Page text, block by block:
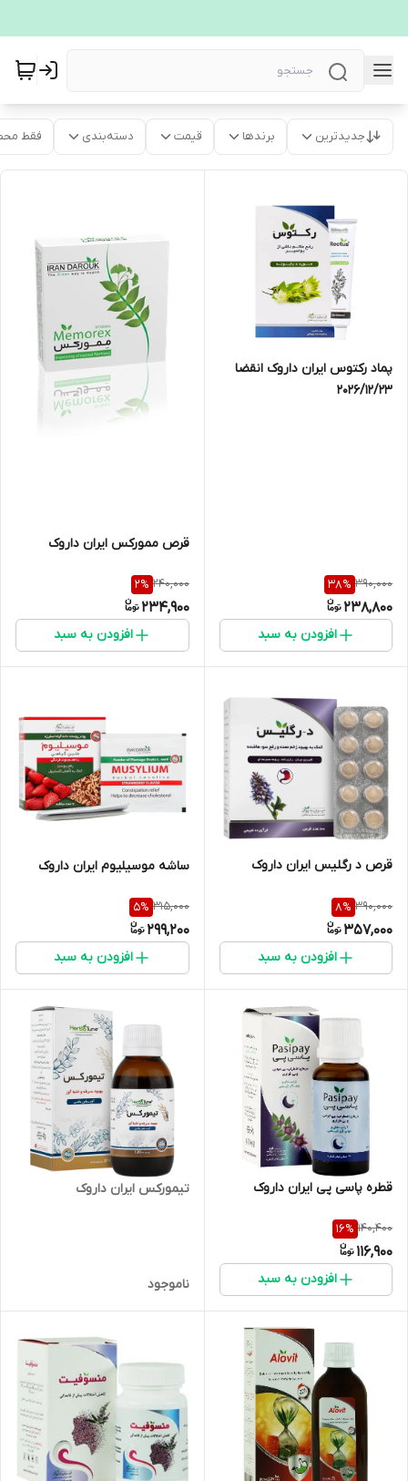
جدیدترین برندها قیمت دسته‌بندی فقط
پماد رکتوس ایران داروک انقضا
2026/12/23
390,000
38%
238,800
افزودن به سبد
قرص ممورکس ایران داروک
240,000
2%
234,900
افزودن به سبد
قرص د رگلیس ایران داروک
390,000
8%
357,000
افزودن به سبد
ساشه موسیلیوم ایران داروک
315,000
5%
299,200
افزودن به سبد
قطره پاسی پی ایران داروک
140,400
16%
116,900
افزودن به سبد
تیمورکس ایران داروک
ناموجود